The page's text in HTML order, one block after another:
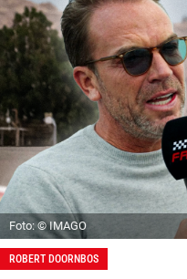
Foto: © IMAGO
ROBERT DOORNBOS